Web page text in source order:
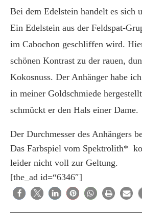
Bei dem Edelstein handelt es sich
Ein Edelstein aus der Feldspat-
im Cabochon geschliffen wird.
schönen Kontrast zu der rauen,
Kokosnuss. Der Anhänger habe
in meiner Goldschmiede
schmückt er den Hals einer Dame.
Der Durchmesser des Anhängers
Das Farbspiel vom Spektrolith*
leider nicht voll zur Geltung.
[the_ad id=“6346″]